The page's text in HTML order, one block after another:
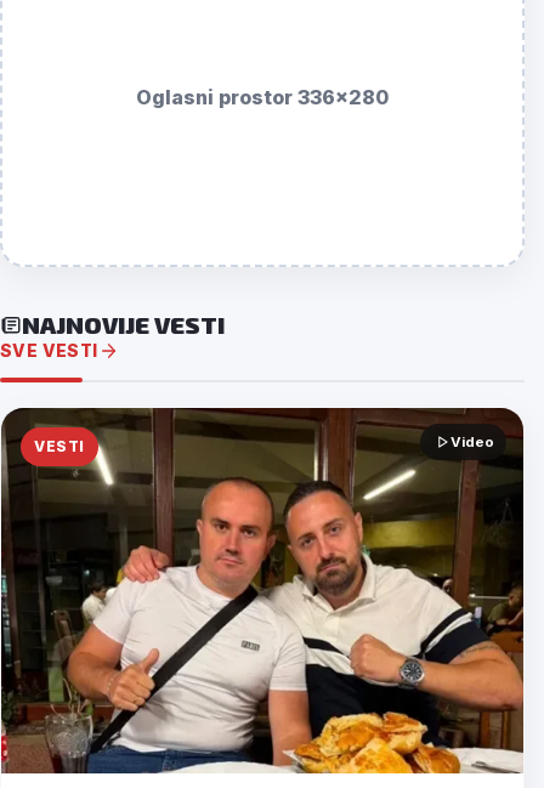
Oglasni prostor 336x280
NAJNOVIJE VESTI
SVE VESTI
VESTI Video